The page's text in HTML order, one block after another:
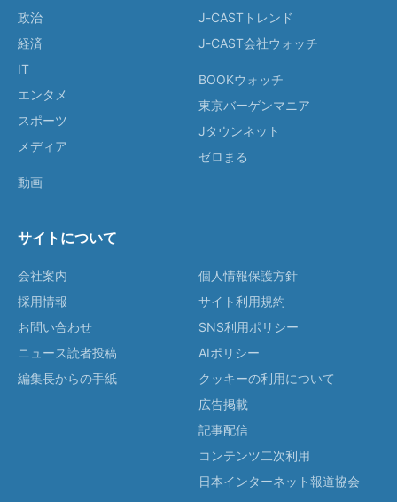
政治
経済
IT
エンタメ
スポーツ
メディア
動画
J-CASTトレンド
J-CAST会社ウォッチ
BOOKウォッチ
東京バーゲンマニア
Jタウンネット
ゼロまる
サイトについて
会社案内
採用情報
お問い合わせ
ニュース読者投稿
編集長からの手紙
個人情報保護方針
サイト利用規約
SNS利用ポリシー
AIポリシー
クッキーの利用について
広告掲載
記事配信
コンテンツ二次利用
日本インターネット報道協会